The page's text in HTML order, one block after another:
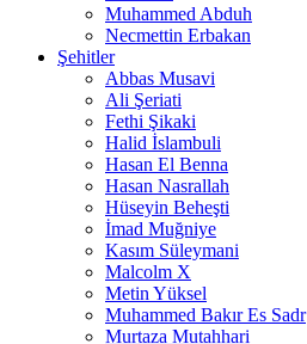
Muhammed Abduh
Necmettin Erbakan
Şehitler
Abbas Musavi
Ali Şeriati
Fethi Şikaki
Halid İslambuli
Hasan El Benna
Hasan Nasrallah
Hüseyin Beheşti
İmad Muğniye
Kasım Süleymani
Malcolm X
Metin Yüksel
Muhammed Bakır Es Sadr
Murtaza Mutahhari